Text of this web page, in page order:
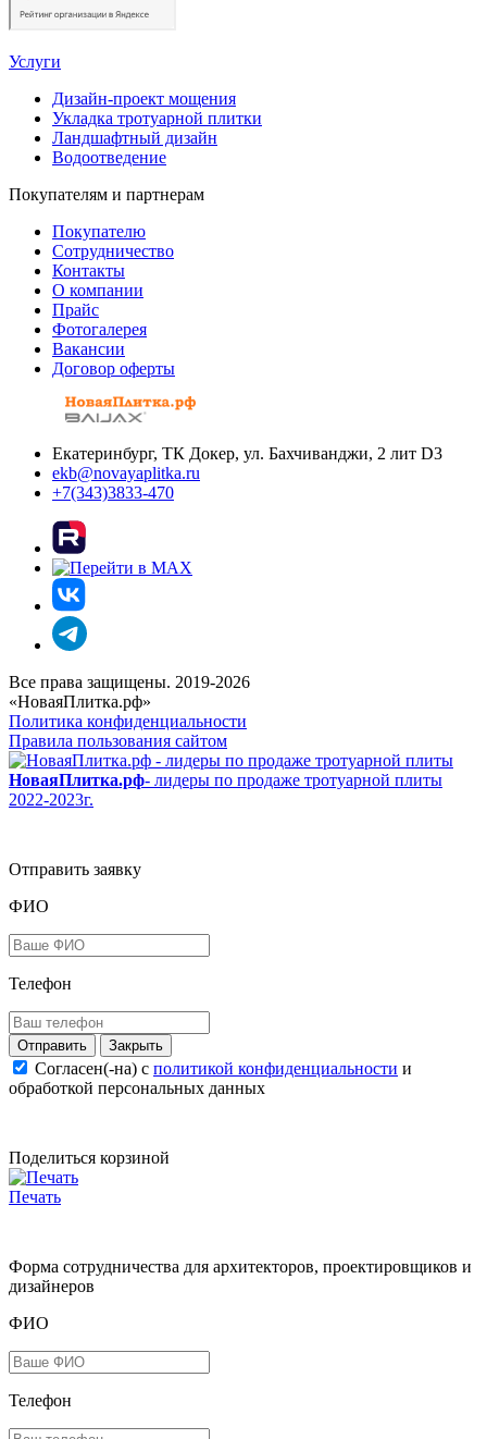
Услуги
Дизайн-проект мощения
Укладка тротуарной плитки
Ландшафтный дизайн
Водоотведение
Покупателям и партнерам
Покупателю
Сотрудничество
Контакты
О компании
Прайс
Фотогалерея
Вакансии
Договор оферты
Екатеринбург, ТК Докер, ул. Бахчиванджи, 2 лит D3
ekb@novayaplitka.ru
+7(343)3833-470
Все права защищены. 2019-2026
«НоваяПлитка.рф»
Политика конфиденциальности
Правила пользования сайтом
НоваяПлитка.рф- лидеры по продаже тротуарной плиты
2022-2023г.
Отправить заявку
ФИО
Телефон
Закрыть
Согласен(-на) c политикой конфиденциальности и
обработкой персональных данных
Поделиться корзиной
Печать
Форма сотрудничества для архитекторов, проектировщиков и
дизайнеров
ФИО
Телефон